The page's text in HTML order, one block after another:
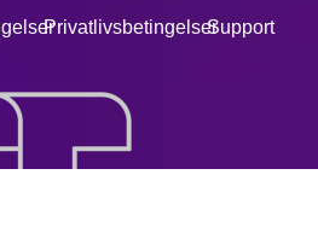
PrivatlivsbetingelserSupport